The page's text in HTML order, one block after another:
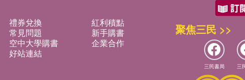
禮券兌換
紅利積點
常見問題
新手購書
空中大學購書
企業合作
好站連結
聚焦三民 >>
三民書局 三